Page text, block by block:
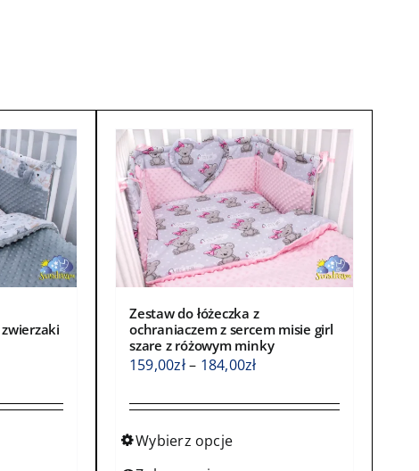
Zestaw do łóżeczka z
ochraniaczem z sercem misie girl
szare z różowym minky
159,00zł– 184,00złZakres
od
Wybierz opcje